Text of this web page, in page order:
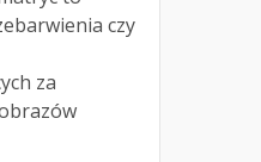
czy
za